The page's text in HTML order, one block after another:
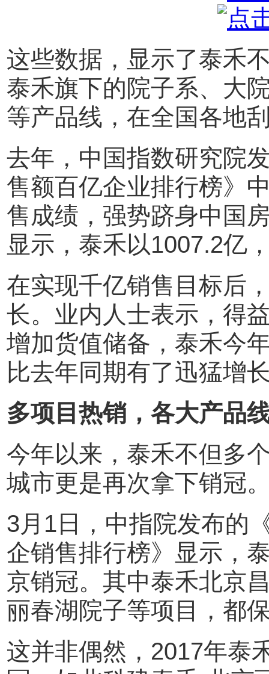
这些数据，显示了泰禾
泰禾旗下的院子系、大
等产品线，在全国各地
去年，中国指数研究院
售额百亿企业排行榜》
售成绩，强势跻身中国
显示，泰禾以1007.2亿
在实现千亿销售目标后
长。业内人士表示，得
增加货值储备，泰禾今
比去年同期有了迅猛增
多项目热销，各大产品
今年以来，泰禾不但多
城市更是再次拿下销冠
3月1日，中指院发布的
企销售排行榜》显示，
京销冠。其中泰禾北京
丽春湖院子等项目，都
这并非偶然，2017年泰